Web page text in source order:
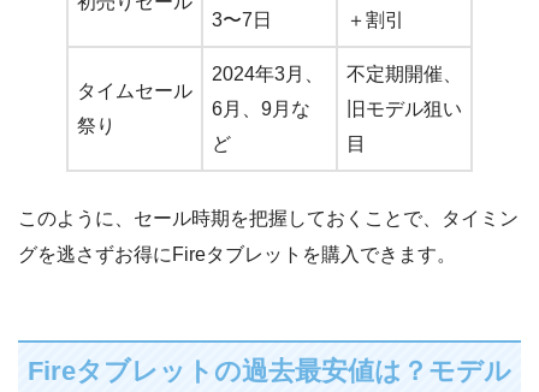
3〜7日
＋割引
タイムセール
祭り
2024年3月、
6月、9月な
ど
不定期開催、
旧モデル狙い
目
このように、セール時期を把握しておくことで、タイミン
グを逃さずお得にFireタブレットを購入できます。
Fireタブレットの過去最安値は？モデル